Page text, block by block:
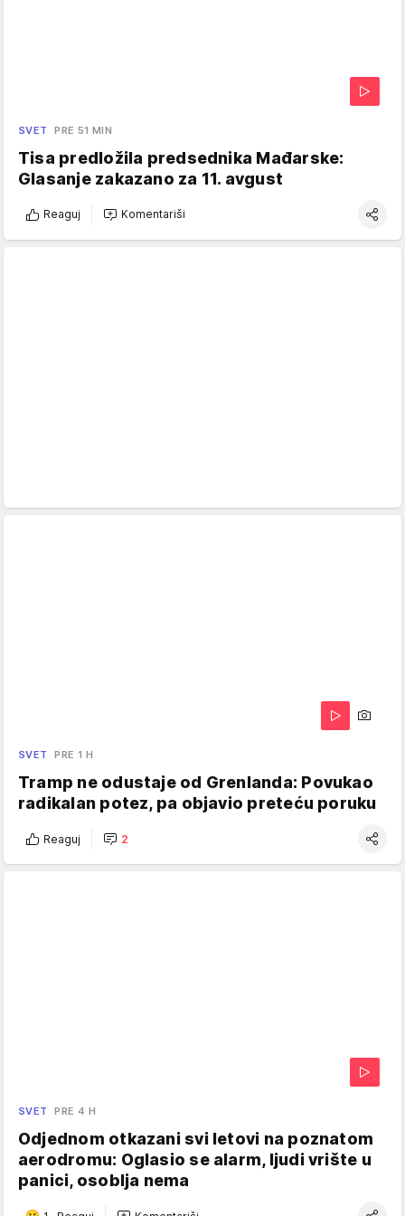
SVET PRE 51 MIN
Tisa predložila predsednika Mađarske:
Glasanje zakazano za 11. avgust
Reaguj Komentariši
SVET PRE 1 H
Tramp ne odustaje od Grenlanda: Povukao
radikalan potez, pa objavio preteću poruku
Reaguj 2
SVET PRE 4 H
Odjednom otkazani svi letovi na poznatom
aerodromu: Oglasio se alarm, ljudi vrište u
panici, osoblja nema